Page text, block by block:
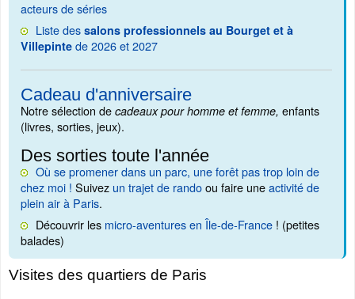
acteurs de séries
Liste des salons professionnels au Bourget et à
Villepinte de 2026 et 2027
Cadeau d'anniversaire
Notre sélection de cadeaux pour homme et femme, enfants
(livres, sorties, jeux).
Des sorties toute l'année
Où se promener dans un parc, une forêt pas trop loin de
chez moi ! Suivez un trajet de randoou faire uneactivité de
plein air à Paris.
Découvrir les micro-aventures en Île-de-France ! (petites
balades)
Visites des quartiers de Paris